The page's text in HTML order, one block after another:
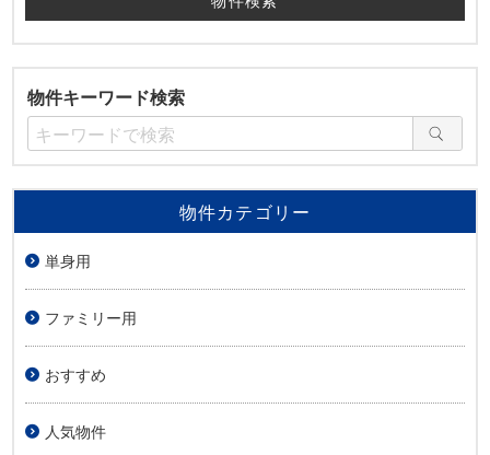
物件キーワード検索
物件カテゴリー
単身用
ファミリー用
おすすめ
人気物件